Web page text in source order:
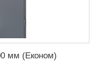
мм (Економ)